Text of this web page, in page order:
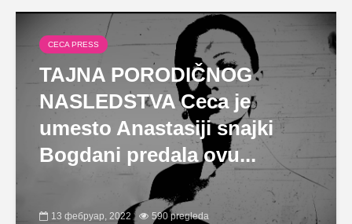
CECA PRESS
TAJNA PORODIČNOG
NASLEDSTVA Ceca je
umesto Anastasiji snajki
Bogdani predala ovu...
13 фебруар, 2022 590 pregleda